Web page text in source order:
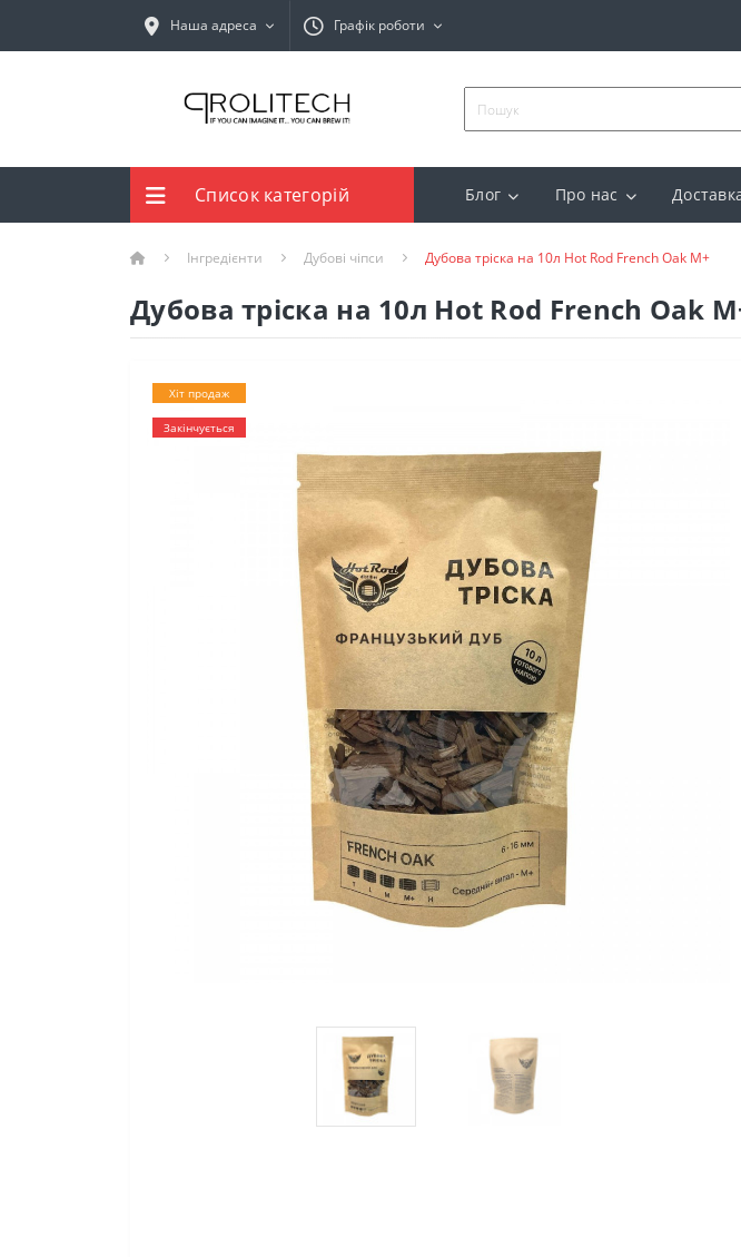
Наша адреса Графік роботи
Список категорій Блог Про нас
Інгредієнти Дубові чіпси Дубова тріска на 10л Hot Rod French Oak М+
Дубова тріска на 10л Hot Rod French Oak
Хіт продаж
Закінчується